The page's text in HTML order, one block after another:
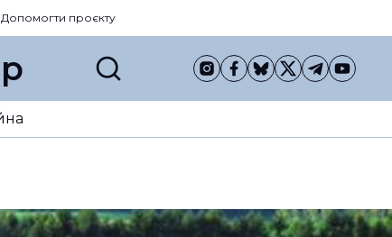
Допомогти проєкту